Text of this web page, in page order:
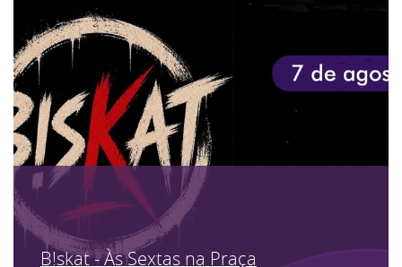
B!skat - Às Sextas na Praça